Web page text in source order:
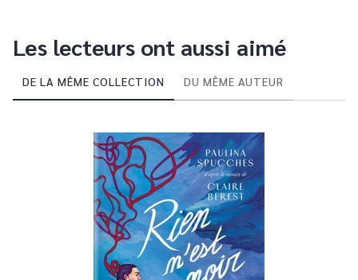
Les lecteurs ont aussi aimé
DE LA MÊME COLLECTION DU MÊME AUTEUR